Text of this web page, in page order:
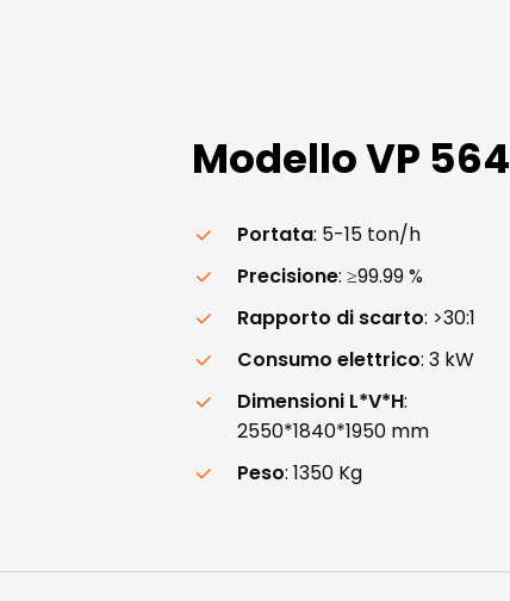
ModelloVP 564
Portata: 5-15 ton/h
Precisione: ≥99.99 %
Rapporto di scarto: >30:1
Consumo elettrico: 3 kW
Dimensioni L*V*H:
2550*1840*1950 mm
Peso: 1350 Kg